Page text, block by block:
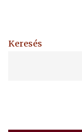
Keresés